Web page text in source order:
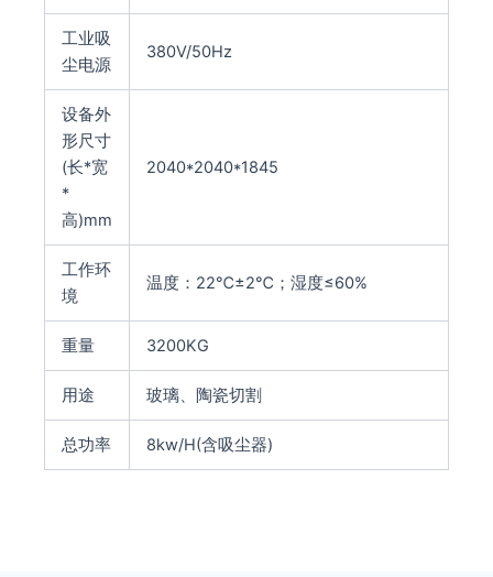
工业吸
尘电源
380V/50Hz
设备外
形尺寸
(长*宽
*
高)mm
2040*2040*1845
工作环
境
温度：22℃±2℃；湿度≤60%
重量 3200KG
用途 玻璃、陶瓷切割
总功率 8kw/H(含吸尘器)